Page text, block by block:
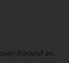
Rückruf an.